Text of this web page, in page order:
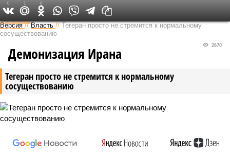
Федеральный выпуск
Версия //Власть //Тегеран просто не стремится к нормальному
сосуществованию
Тегеран просто не стремится к нормальному
сосуществованию
2670
Демонизация Ирана
0 1 0